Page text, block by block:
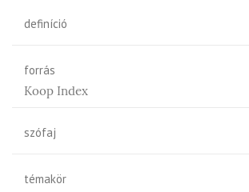
definíció
forrás
Koop Index
szófaj
témakör